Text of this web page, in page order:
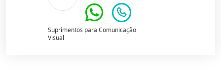
Suprimentos para Comunicação
Visual